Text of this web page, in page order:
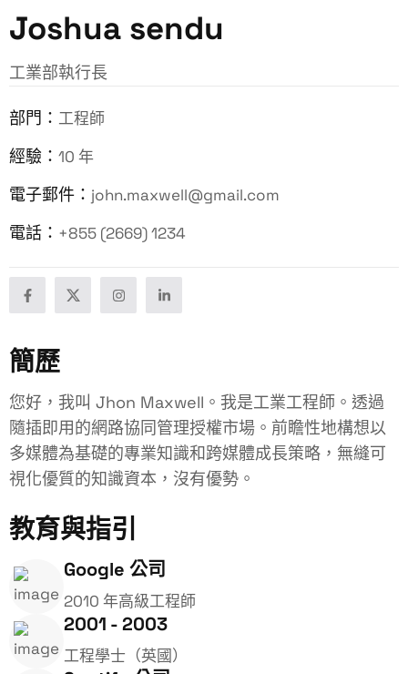
Joshua sendu
工業部執行長
部門： 工程師
經驗： 10 年
電子郵件： john.maxwell@gmail.com
電話： +855 (2669) 1234
簡歷
您好，我叫 Jhon Maxwell。我是工業工程師。透過
隨插即用的網路協同管理授權市場。前瞻性地構想以
多媒體為基礎的專業知識和跨媒體成長策略，無縫可
視化優質的知識資本，沒有優勢。
教育與指引
Google 公司
2010 年高級工程師
2001 - 2003
工程學士（英國）